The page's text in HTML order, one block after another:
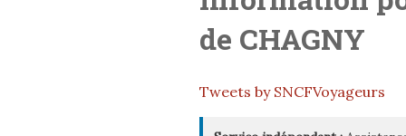
de CHAGNY
Tweets by SNCFVoyageurs